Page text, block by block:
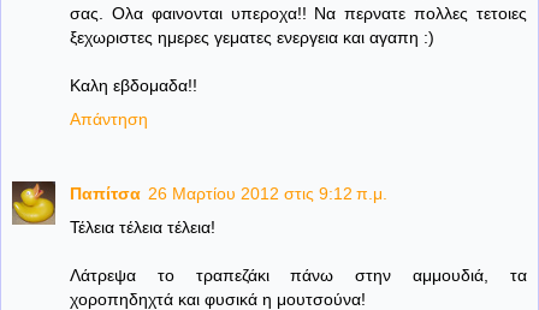
σας. Ολα φαινονται υπεροχα!! Να περνατε πολλες τετοιες
ξεχωριστες ημερες γεματες ενεργεια και αγαπη :)
Καλη εβδομαδα!!
Απάντηση
Παπίτσα 26 Μαρτίου 2012 στις 9:12 π.μ.
Τέλεια τέλεια τέλεια!
Λάτρεψα το τραπεζάκι πάνω στην αμμουδιά, τα
χοροπηδηχτά και φυσικά η μουτσούνα!